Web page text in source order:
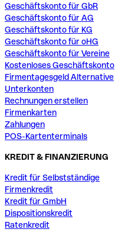
Geschäftskonto für GbR
Geschäftskonto für AG
Geschäftskonto für KG
Geschäftskonto für oHG
Geschäftskonto für Vereine
Kostenloses Geschäftskonto
Firmentagesgeld Alternative
Unterkonten
Rechnungen erstellen
Firmenkarten
Zahlungen
POS-Kartenterminals
KREDIT & FINANZIERUNG
Kredit für Selbstständige
Firmenkredit
Kredit für GmbH
Dispositionskredit
Ratenkredit